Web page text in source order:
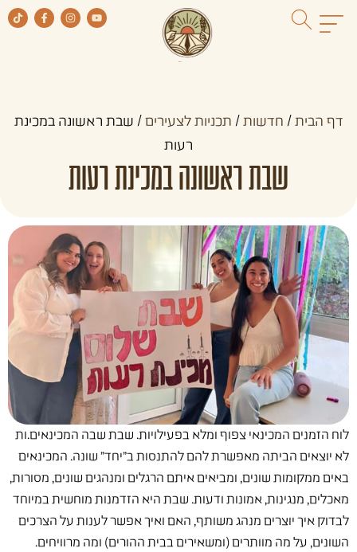
דף הבית / חדשות / תכניות לצעירים / שבת ראשונה במכינת
רעות
שבת ראשונה במכינת רעות
לוח הזמנים המכינאי צפוף ומלא בפעילויות. שבת שבה המכינאים.ות
לא יוצאים הביתה מאפשרת להם להתנסות ב"יחד" שונה. המכינאים
באים ממקומות שונים, ומביאים איתם הרגלים ומנהגים שונים, מסורות,
מאכלים, מנגינות, אמונות ודעות. שבת היא הזדמנות מוחשית במיוחד
לבדוק איך יוצרים מנהג משותף, האם ואיך אפשר לענות על הצרכים
השונים, על מה מוותרים (ומשאירים בבית ההורים) ומה מרוויחים.